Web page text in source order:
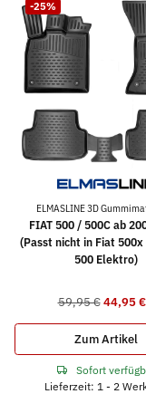
-25%
ELMASLINE 3D
FIAT 500 / 500C ab
(Passt nicht in Fiat
500 Elektro)
59,95 € 44,95 €
Zum Artikel
Sofort
Lieferzeit: 1 - 2